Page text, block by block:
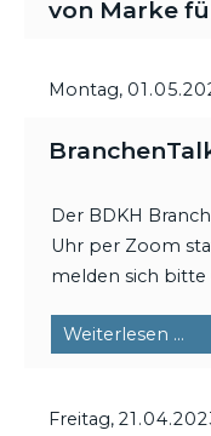
von Marke
Montag,
Der BDKH
Uhr per Zoom
melden sich bitte
Weiterlesen …
Freitag,